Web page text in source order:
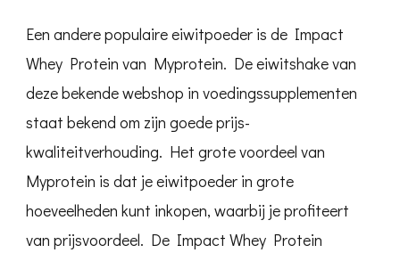
Een andere populaire eiwitpoeder is de Impact
Whey Protein van Myprotein. De eiwitshake van
deze bekende webshop in voedingssupplementen
staat bekend om zijn goede prijs-
kwaliteitverhouding. Het grote voordeel van
Myprotein is dat je eiwitpoeder in grote
hoeveelheden kunt inkopen, waarbij je profiteert
van prijsvoordeel. De Impact Whey Protein